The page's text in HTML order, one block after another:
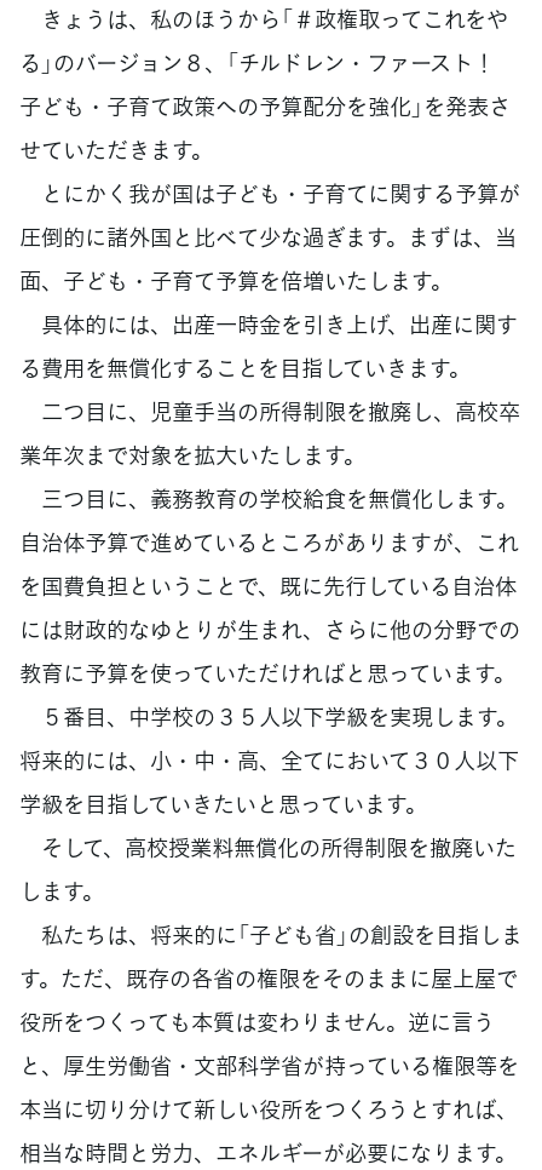
きょうは、私のほうから「＃政権取ってこれをや
る」のバージョン８、「チルドレン・ファースト！
子ども・子育て政策への予算配分を強化」を発表さ
せていただきます。
とにかく我が国は子ども・子育てに関する予算が
圧倒的に諸外国と比べて少な過ぎます。まずは、当
面、子ども・子育て予算を倍増いたします。
具体的には、出産一時金を引き上げ、出産に関す
る費用を無償化することを目指していきます。
二つ目に、児童手当の所得制限を撤廃し、高校卒
業年次まで対象を拡大いたします。
三つ目に、義務教育の学校給食を無償化します。
自治体予算で進めているところがありますが、これ
を国費負担ということで、既に先行している自治体
には財政的なゆとりが生まれ、さらに他の分野での
教育に予算を使っていただければと思っています。
５番目、中学校の３５人以下学級を実現します。
将来的には、小・中・高、全てにおいて３０人以下
学級を目指していきたいと思っています。
そして、高校授業料無償化の所得制限を撤廃いた
します。
私たちは、将来的に「子ども省」の創設を目指しま
す。ただ、既存の各省の権限をそのままに屋上屋で
役所をつくっても本質は変わりません。逆に言う
と、厚生労働省・文部科学省が持っている権限等を
本当に切り分けて新しい役所をつくろうとすれば、
相当な時間と労力、エネルギーが必要になります。